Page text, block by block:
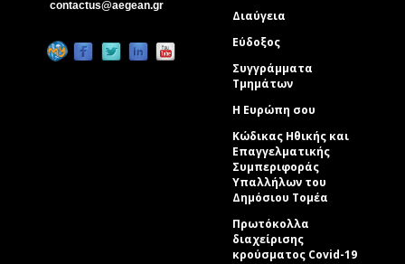
contactus@aegean.gr
Διαύγεια
Εύδοξος
Συγγράμματα
Τμημάτων
Η Ευρώπη σου
Κώδικας Ηθικής και
Επαγγελματικής
Συμπεριφοράς
Υπαλλήλων του
Δημόσιου Τομέα
Πρωτόκολλα
διαχείρισης
κρούσματος Covid-19